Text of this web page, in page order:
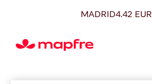
MADRID4.42 EUR